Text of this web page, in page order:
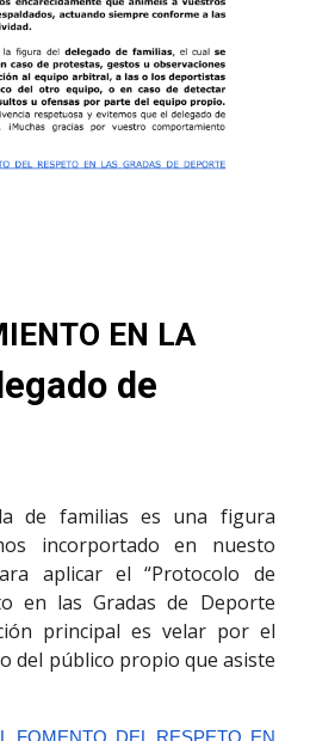
EN LA
de
de familias es una figura
incorportado en nuesto
aplicar el “Protocolo de
en las Gradas de Deporte
principal es velar por el
del público propio que asiste